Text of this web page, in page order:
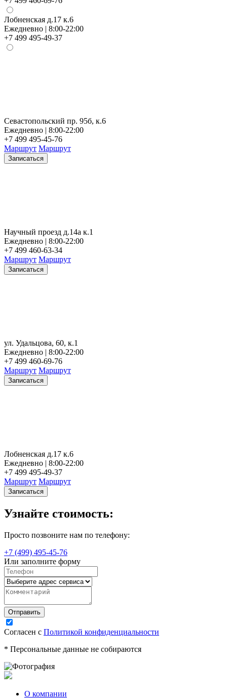
Лобненская д.17 к.6
Ежедневно | 8:00-22:00
+7 499 495-49-37
Севастопольский пр. 95б, к.6
Ежедневно | 8:00-22:00
+7 499 495-45-76
Маршрут Маршрут
Записаться
Научный проезд д.14а к.1
Ежедневно | 8:00-22:00
+7 499 460-63-34
Маршрут Маршрут
Записаться
ул. Удальцова, 60, к.1
Ежедневно | 8:00-22:00
+7 499 460-69-76
Маршрут Маршрут
Записаться
Лобненская д.17 к.6
Ежедневно | 8:00-22:00
+7 499 495-49-37
Маршрут Маршрут
Записаться
Узнайте стоимость:
Просто позвоните нам по телефону:
+7 (499) 495-45-76
Или заполните форму
Согласен с Политикой конфиденциальности
* Персональные данные не собираются
О компании